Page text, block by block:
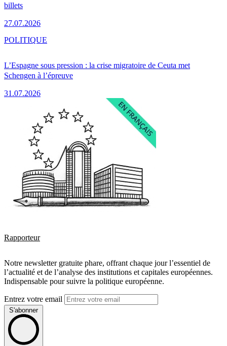
billets
27.07.2026
L’Espagne sous pression : la crise migratoire de Ceuta met
Schengen à l’épreuve
31.07.2026
POLITIQUE
Rapporteur
Notre newsletter gratuite phare, offrant chaque jour l’essentiel de
l’actualité et de l’analyse des institutions et capitales européennes.
Indispensable pour suivre la politique européenne.
Entrez votre email
S'abonner